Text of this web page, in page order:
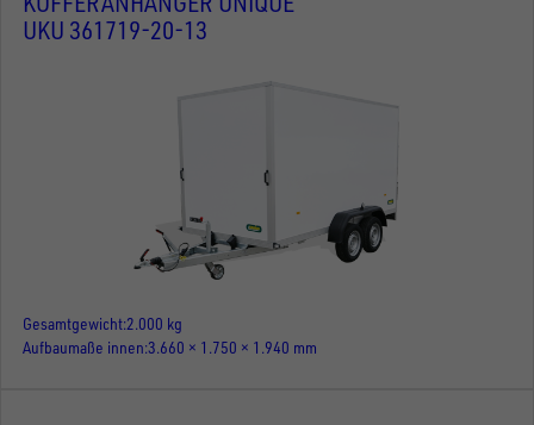
UKU 361719-20-13
Gesamtgewicht 2.000 kg
Aufbaumaße innen 3.660 × 1.750 × 1.940 mm